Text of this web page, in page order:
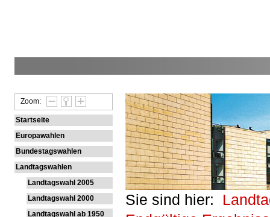
Zoom:
Startseite
Europawahlen
Bundestagswahlen
Landtagswahlen
Landtagswahl 2005
Landtagswahl 2000
Landtagswahl ab 1950
Sie sind hier: